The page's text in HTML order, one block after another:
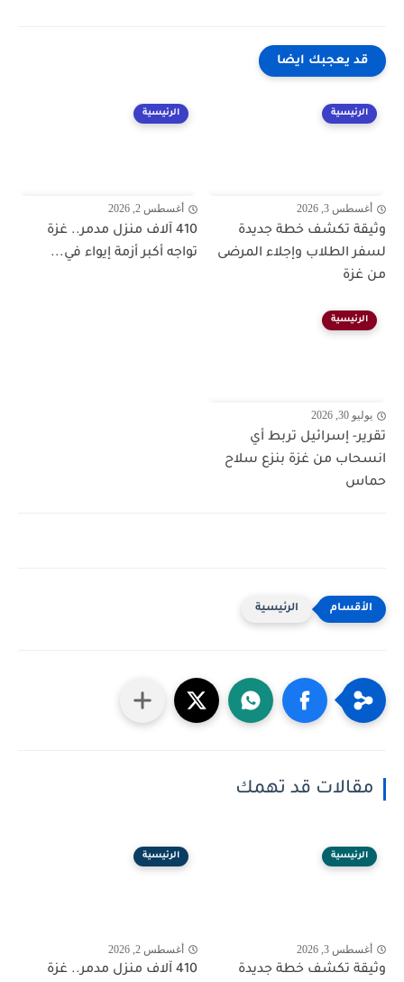
قد يعجبك ايضا
الرئيسية
أغسطس 3, 2026
وثيقة تكشف خطة جديدة
لسفر الطلاب وإجلاء المرضى
من غزة
الرئيسية
أغسطس 2, 2026
410 آلاف منزل مدمر.. غزة
تواجه أكبر أزمة إيواء في...
الرئيسية
يوليو 30, 2026
تقرير- إسرائيل تربط أي
انسحاب من غزة بنزع سلاح
حماس
الرئيسية
مقالات قد تهمك
الرئيسية
أغسطس 3, 2026
وثيقة تكشف خطة جديدة
الرئيسية
أغسطس 2, 2026
410 آلاف منزل مدمر.. غزة